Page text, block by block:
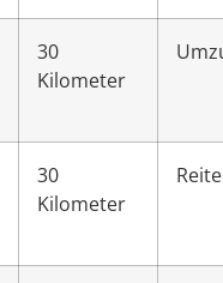
30
Kilometer
30
Kilometer